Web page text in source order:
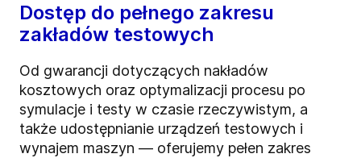
Dostęp do pełnego zakresu
zakładów testowych
Od gwarancji dotyczących nakładów
kosztowych oraz optymalizacji procesu po
symulacje i testy w czasie rzeczywistym, a
także udostępnianie urządzeń testowych i
wynajem maszyn — oferujemy pełen zakres